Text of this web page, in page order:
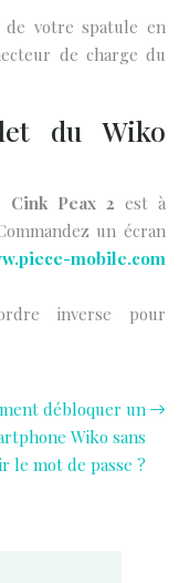
de votre spatule en
de charge du
du Wiko
Cink Peax 2 est à
un écran
mobile.com
inverse pour
débloquer un
Wiko sans
le mot de passe ?